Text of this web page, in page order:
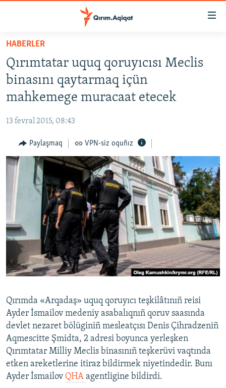
Esas
qaytmaq
Baş
navigatsiyağa
qaytmaq
Qıdıruvğa
SİYASET
İQTİSADİYAT
MEDENİYET
İNSAN AQLARI
VİDEO
SÜRET
BLOGLAR
FİKİR
Русский
Українською
RFE/RS bütün saytları
HABERLER
Qırımtatar uquq qoruyıcısı Meclis
binasını qaytarmaq içün
mahkemege muracaat etecek
13 fevral 2015, 08:43
Paylaşmaq VPN-siz oquñız
Qırımda «Arqadaş» uquq qoruyıcı teşkilâtınıñ reisi
Ayder İsmailov medeniy asabalıqnıñ qoruv saasında
devlet nezaret bölüginiñ mesleatçısı Denis Çihradzeniñ
Aqmescitte Şmidta, 2 adresi boyunca yerleşken
Qırımtatar Milliy Meclis binasınıñ teşkerüvi vaqtında
etken areketlerine itiraz bildirmek niyetindedir. Bunı
Ayder İsmailov QHA agentligine bildirdi.